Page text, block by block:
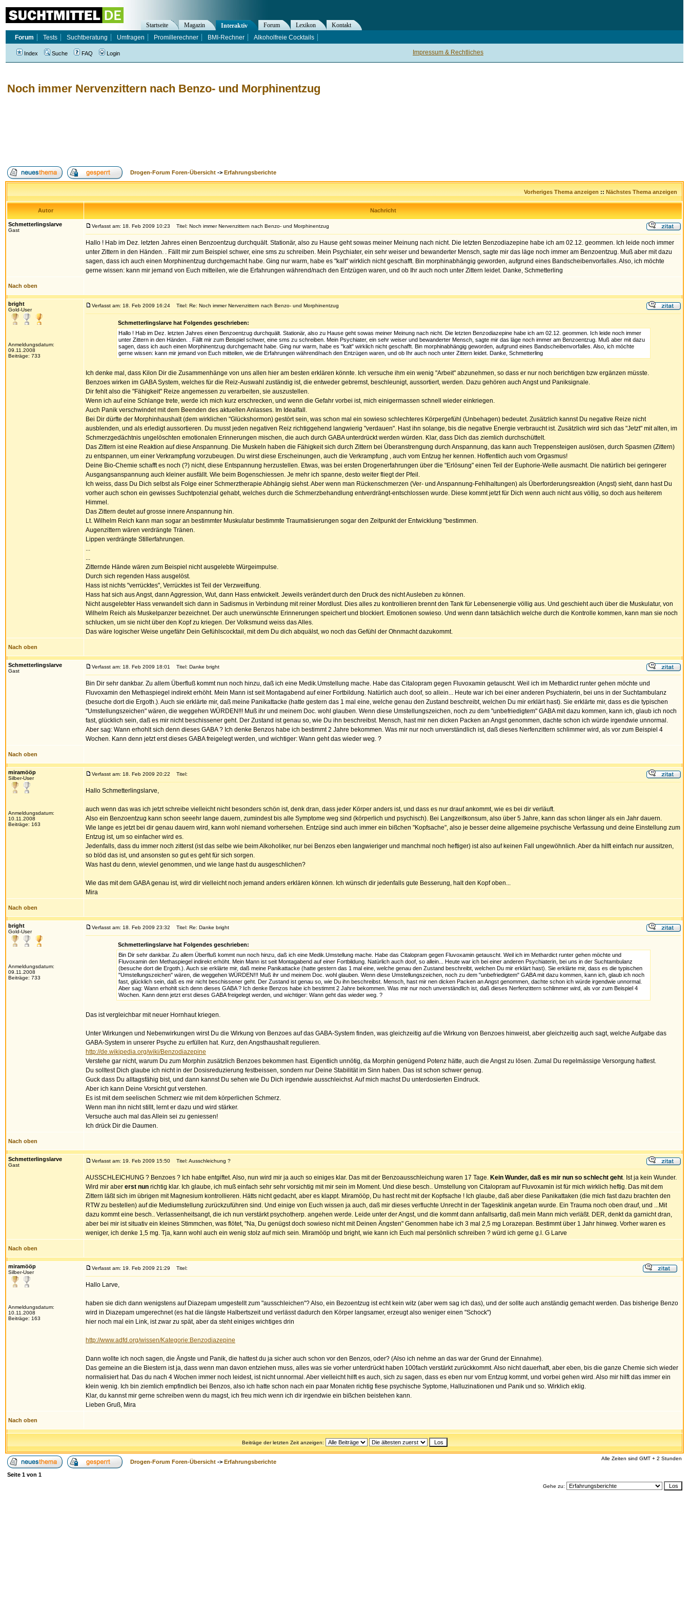
Noch immer Nervenzittern nach Benzo- und Morphinentzug
Drogen-Forum Foren-Übersicht -> Erfahrungsberichte
Vorheriges Thema anzeigen :: Nächstes Thema anzeigen
Autor Nachricht
Schmetterlingslarve
Gast
Verfasst am: 18. Feb 2009 10:23 Titel: Noch immer Nervenzittern nach Benzo- und Morphinentzug
Hallo ! Hab im Dez. letzten Jahres einen Benzoentzug durchquält. Stationär, also zu Hause geht sowas meiner Meinung nach nicht. Die letzten Benzodiazepine habe ich am 02.12. geommen. Ich leide noch immer
unter Zittern in den Händen. . Fällt mir zum Beispiel schwer, eine sms zu schreiben. Mein Psychiater, ein sehr weiser und bewanderter Mensch, sagte mir das läge noch immer am Benzoentzug. Muß aber mit dazu
sagen, dass ich auch einen Morphinentzug durchgemacht habe. Ging nur warm, habe es "kalt" wirklich nicht geschafft. Bin morphinabhängig geworden, aufgrund eines Bandscheibenvorfalles. Also, ich möchte
gerne wissen: kann mir jemand von Euch mitteilen, wie die Erfahrungen während/nach den Entzügen waren, und ob Ihr auch noch unter Zittern leidet. Danke, Schmetterling
Nach oben
bright
Gold-User
Anmeldungsdatum:
09.11.2008
Beiträge: 733
Verfasst am: 18. Feb 2009 16:24 Titel: Re: Noch immer Nervenzittern nach Benzo- und Morphinentzug
Schmetterlingslarve hat Folgendes geschrieben:
Hallo ! Hab im Dez. letzten Jahres einen Benzoentzug durchquält. Stationär, also zu Hause geht sowas meiner Meinung nach nicht. Die letzten Benzodiazepine habe ich am 02.12. geommen. Ich leide noch immer
unter Zittern in den Händen. . Fällt mir zum Beispiel schwer, eine sms zu schreiben. Mein Psychiater, ein sehr weiser und bewanderter Mensch, sagte mir das läge noch immer am Benzoentzug. Muß aber mit dazu
sagen, dass ich auch einen Morphinentzug durchgemacht habe. Ging nur warm, habe es "kalt" wirklich nicht geschafft. Bin morphinabhängig geworden, aufgrund eines Bandscheibenvorfalles. Also, ich möchte
gerne wissen: kann mir jemand von Euch mitteilen, wie die Erfahrungen während/nach den Entzügen waren, und ob Ihr auch noch unter Zittern leidet. Danke, Schmetterling
Ich denke mal, dass Kilon Dir die Zusammenhänge von uns allen hier am besten erklären könnte. Ich versuche ihm ein wenig "Arbeit" abzunehmen, so dass er nur noch berichtigen bzw ergänzen müsste.
Benzoes wirken im GABA System, welches für die Reiz-Auswahl zuständig ist, die entweder gebremst, beschleunigt, aussortiert, werden. Dazu gehören auch Angst und Paniksignale.
Dir fehlt also die "Fähigkeit" Reize angemessen zu verarbeiten, sie auszustellen.
Wenn ich auf eine Schlange trete, werde ich mich kurz erschrecken, und wenn die Gefahr vorbei ist, mich einigermassen schnell wieder einkriegen.
Auch Panik verschwindet mit dem Beenden des aktuellen Anlasses. Im Idealfall.
Bei Dir dürfte der Morphinhaushalt (dem wirklichen "Glückshormon) gestört sein, was schon mal ein sowieso schlechteres Körpergefühl (Unbehagen) bedeutet. Zusätzlich kannst Du negative Reize nicht
ausblenden, und als erledigt aussortieren. Du musst jeden negativen Reiz richtiggehend langwierig "verdauen". Hast ihn solange, bis die negative Energie verbraucht ist. Zusätzlich wird sich das "Jetzt" mit alten, im
Schmerzgedächtnis ungelöschten emotionalen Erinnerungen mischen, die auch durch GABA unterdrückt werden würden. Klar, dass Dich das ziemlich durchschüttelt.
Das Zittern ist eine Reaktion auf diese Anspannung. Die Muskeln haben die Fähigkeit sich durch Zittern bei Überanstrengung durch Anspannung, das kann auch Treppensteigen auslösen, durch Spasmen (Zittern)
zu entspannen, um einer Verkrampfung vorzubeugen. Du wirst diese Erscheinungen, auch die Verkrampfung , auch vom Entzug her kennen. Hoffentlich auch vom Orgasmus!
Deine Bio-Chemie schafft es noch (?) nicht, diese Entspannung herzustellen. Etwas, was bei ersten Drogenerfahrungen über die "Erlösung" einen Teil der Euphorie-Welle ausmacht. Die natürlich bei geringerer
Ausgangsanspannung auch kleiner ausfällt. Wie beim Bogenschiessen. Je mehr ich spanne, desto weiter fliegt der Pfeil.
Ich weiss, dass Du Dich selbst als Folge einer Schmerztherapie Abhängig siehst. Aber wenn man Rückenschmerzen (Ver- und Anspannung-Fehlhaltungen) als Überforderungsreaktion (Angst) sieht, dann hast Du
vorher auch schon ein gewisses Suchtpotenzial gehabt, welches durch die Schmerzbehandlung entverdrängt-entschlossen wurde. Diese kommt jetzt für Dich wenn auch nicht aus völlig, so doch aus heiterem
Himmel.
Das Zittern deutet auf grosse innere Anspannung hin.
Lt. Wilhelm Reich kann man sogar an bestimmter Muskulatur bestimmte Traumatisierungen sogar den Zeitpunkt der Entwicklung "bestimmen.
Augenzittern wären verdrängte Tränen.
Lippen verdrängte Stillerfahrungen.
...
...
Zitternde Hände wären zum Beispiel nicht ausgelebte Würgeimpulse.
Durch sich regenden Hass ausgelöst.
Hass ist nichts "verrücktes", Verrücktes ist Teil der Verzweiflung.
Hass hat sich aus Angst, dann Aggression, Wut, dann Hass entwickelt. Jeweils verändert durch den Druck des nicht Ausleben zu können.
Nicht ausgelebter Hass verwandelt sich dann in Sadismus in Verbindung mit reiner Mordlust. Dies alles zu kontrollieren brennt den Tank für Lebensenergie völlig aus. Und geschieht auch über die Muskulatur, von
Wilhelm Reich als Muskelpanzer bezeichnet. Der auch unerwünschte Erinnerungen speichert und blockiert. Emotionen sowieso. Und wenn dann tatsächlich welche durch die Kontrolle kommen, kann man sie noch
schlucken, um sie nicht über den Kopf zu kriegen. Der Volksmund weiss das Alles.
Das wäre logischer Weise ungefähr Dein Gefühlscocktail, mit dem Du dich abquälst, wo noch das Gefühl der Ohnmacht dazukommt.
Nach oben
Schmetterlingslarve
Gast
Verfasst am: 18. Feb 2009 18:01 Titel: Danke bright
Bin Dir sehr dankbar. Zu allem Überfluß kommt nun noch hinzu, daß ich eine Medik.Umstellung mache. Habe das Citalopram gegen Fluvoxamin getauscht. Weil ich im Methardict runter gehen möchte und
Fluvoxamin den Methaspiegel indirekt erhöht. Mein Mann ist seit Montagabend auf einer Fortbildung. Natürlich auch doof, so allein... Heute war ich bei einer anderen Psychiaterin, bei uns in der Suchtambulanz
(besuche dort die Ergoth.). Auch sie erklärte mir, daß meine Panikattacke (hatte gestern das 1 mal eine, welche genau den Zustand beschreibt, welchen Du mir erklärt hast). Sie erklärte mir, dass es die typischen
"Umstellungszeichen" wären, die weggehen WÜRDEN!!! Muß ihr und meinem Doc. wohl glauben. Wenn diese Umstellungszeichen, noch zu dem "unbefriedigtem" GABA mit dazu kommen, kann ich, glaub ich noch
fast, glücklich sein, daß es mir nicht beschissener geht. Der Zustand ist genau so, wie Du ihn beschreibst. Mensch, hast mir nen dicken Packen an Angst genommen, dachte schon ich würde irgendwie unnormal.
Aber sag: Wann erhohlt sich denn dieses GABA ? Ich denke Benzos habe ich bestimmt 2 Jahre bekommen. Was mir nur noch unverständlich ist, daß dieses Nerfenzittern schlimmer wird, als vor zum Beispiel 4
Wochen. Kann denn jetzt erst dieses GABA freigelegt werden, und wichtiger: Wann geht das wieder weg. ?
Nach oben
miramööp
Silber-User
Anmeldungsdatum:
10.11.2008
Beiträge: 163
Verfasst am: 18. Feb 2009 20:22 Titel:
Hallo Schmetterlingslarve,
auch wenn das was ich jetzt schreibe vielleicht nicht besonders schön ist, denk dran, dass jeder Körper anders ist, und dass es nur drauf ankommt, wie es bei dir verläuft.
Also ein Benzoentzug kann schon seeehr lange dauern, zumindest bis alle Symptome weg sind (körperlich und psychisch). Bei Langzeitkonsum, also über 5 Jahre, kann das schon länger als ein Jahr dauern.
Wie lange es jetzt bei dir genau dauern wird, kann wohl niemand vorhersehen. Entzüge sind auch immer ein bißchen "Kopfsache", also je besser deine allgemeine psychische Verfassung und deine Einstellung zum
Entzug ist, um so einfacher wird es.
Jedenfalls, dass du immer noch zitterst (ist das selbe wie beim Alkoholiker, nur bei Benzos eben langwieriger und manchmal noch heftiger) ist also auf keinen Fall ungewöhnlich. Aber da hilft einfach nur aussitzen,
so blöd das ist, und ansonsten so gut es geht für sich sorgen.
Was hast du denn, wieviel genommen, und wie lange hast du ausgeschlichen?
Wie das mit dem GABA genau ist, wird dir vielleicht noch jemand anders erklären können. Ich wünsch dir jedenfalls gute Besserung, halt den Kopf oben...
Mira
Nach oben
bright
Gold-User
Anmeldungsdatum:
09.11.2008
Beiträge: 733
Verfasst am: 18. Feb 2009 23:32 Titel: Re: Danke bright
Schmetterlingslarve hat Folgendes geschrieben:
Bin Dir sehr dankbar. Zu allem Überfluß kommt nun noch hinzu, daß ich eine Medik.Umstellung mache. Habe das Citalopram gegen Fluvoxamin getauscht. Weil ich im Methardict runter gehen möchte und
Fluvoxamin den Methaspiegel indirekt erhöht. Mein Mann ist seit Montagabend auf einer Fortbildung. Natürlich auch doof, so allein... Heute war ich bei einer anderen Psychiaterin, bei uns in der Suchtambulanz
(besuche dort die Ergoth.). Auch sie erklärte mir, daß meine Panikattacke (hatte gestern das 1 mal eine, welche genau den Zustand beschreibt, welchen Du mir erklärt hast). Sie erklärte mir, dass es die typischen
"Umstellungszeichen" wären, die weggehen WÜRDEN!!! Muß ihr und meinem Doc. wohl glauben. Wenn diese Umstellungszeichen, noch zu dem "unbefriedigtem" GABA mit dazu kommen, kann ich, glaub ich noch
fast, glücklich sein, daß es mir nicht beschissener geht. Der Zustand ist genau so, wie Du ihn beschreibst. Mensch, hast mir nen dicken Packen an Angst genommen, dachte schon ich würde irgendwie unnormal.
Aber sag: Wann erhohlt sich denn dieses GABA ? Ich denke Benzos habe ich bestimmt 2 Jahre bekommen. Was mir nur noch unverständlich ist, daß dieses Nerfenzittern schlimmer wird, als vor zum Beispiel 4
Wochen. Kann denn jetzt erst dieses GABA freigelegt werden, und wichtiger: Wann geht das wieder weg. ?
Das ist vergleichbar mit neuer Hornhaut kriegen.
Unter Wirkungen und Nebenwirkungen wirst Du die Wirkung von Benzoes auf das GABA-System finden, was gleichzeitig auf die Wirkung von Benzoes hinweist, aber gleichzeitig auch sagt, welche Aufgabe das
GABA-System in unserer Psyche zu erfüllen hat. Kurz, den Angsthaushalt regulieren.
http://de.wikipedia.org/wiki/Benzodiazepine
Verstehe gar nicht, warum Du zum Morphin zusätzlich Benzoes bekommen hast. Eigentlich unnötig, da Morphin genügend Potenz hätte, auch die Angst zu lösen. Zumal Du regelmässige Versorgung hattest.
Du solltest Dich glaube ich nicht in der Dosisreduzierung festbeissen, sondern nur Deine Stabilität im Sinn haben. Das ist schon schwer genug.
Guck dass Du alltagsfähig bist, und dann kannst Du sehen wie Du Dich irgendwie ausschleichst. Auf mich machst Du unterdosierten Eindruck.
Aber ich kann Deine Vorsicht gut verstehen.
Es ist mit dem seelischen Schmerz wie mit dem körperlichen Schmerz.
Wenn man ihn nicht stillt, lernt er dazu und wird stärker.
Versuche auch mal das Allein sei zu geniessen!
Ich drück Dir die Daumen.
Nach oben
Schmetterlingslarve
Gast
Verfasst am: 19. Feb 2009 15:50 Titel: Ausschleichung ?
AUSSCHLEICHUNG ? Benzoes ? Ich habe entgiftet. Also, nun wird mir ja auch so einiges klar. Das mit der Benzoausschleichung waren 17 Tage. Kein Wunder, daß es mir nun so schlecht geht. Ist ja kein Wunder.
Wird mir aber erst nun richtig klar. Ich glaube, ich muß einfach sehr sehr vorsichtig mit mir sein im Moment. Und diese besch.. Umstellung von Citalopram auf Fluvoxamin ist für mich wirklich heftig. Das mit dem
Zittern läßt sich im übrigen mit Magnesium kontrollieren. Hätts nicht gedacht, aber es klappt. Miramööp, Du hast recht mit der Kopfsache ! Ich glaube, daß aber diese Panikattaken (die mich fast dazu brachten den
RTW zu bestellen) auf die Mediumstellung zurückzuführen sind. Und einige von Euch wissen ja auch, daß mir dieses verfluchte Unrecht in der Tagesklinik angetan wurde. Ein Trauma noch oben drauf, und ...Mit
dazu kommt eine besch.. Verlassenheitsangt, die ich nun verstärkt psychotherp. angehen werde. Leide unter der Angst, und die kommt dann anfallsartig, daß mein Mann mich verläßt. DER, denkt da garnicht dran,
aber bei mir ist situativ ein kleines Stimmchen, was flötet, "Na, Du genügst doch sowieso nicht mit Deinen Ängsten" Genommen habe ich 3 mal 2,5 mg Lorazepan. Bestimmt über 1 Jahr hinweg. Vorher waren es
weniger, ich denke 1,5 mg. Tja, kann wohl auch ein wenig stolz auf mich sein. Miramööp und bright, wie kann ich Euch mal persönlich schreiben ? würd ich gerne g.l. G Larve
Nach oben
miramööp
Silber-User
Anmeldungsdatum:
10.11.2008
Beiträge: 163
Verfasst am: 19. Feb 2009 21:29 Titel:
Hallo Larve,
haben sie dich dann wenigstens auf Diazepam umgestellt zum "ausschleichen"? Also, ein Bezoentzug ist echt kein witz (aber wem sag ich das), und der sollte auch anständig gemacht werden. Das bisherige Benzo
wird in Diazepam umgerechnet (es hat die längste Halbertszeit und verlässt dadurch den Körper langsamer, erzeugt also weniger einen "Schock")
hier noch mal ein Link, ist zwar zu spät, aber da steht einiges wichtiges drin
http://www.adfd.org/wissen/Kategorie:Benzodiazepine
Dann wollte ich noch sagen, die Ängste und Panik, die hattest du ja sicher auch schon vor den Benzos, oder? (Also ich nehme an das war der Grund der Einnahme).
Das gemeine an die Biestern ist ja, dass wenn man davon entziehen muss, alles was sie vorher unterdrückt haben 100fach verstärkt zurückkommt. Also nicht dauerhaft, aber eben, bis die ganze Chemie sich wieder
normalisiert hat. Das du nach 4 Wochen immer noch leidest, ist nicht unnormal. Aber vielleicht hilft es auch, sich zu sagen, dass es eben nur vom Entzug kommt, und vorbei gehen wird. Also mir hilft das immer ein
klein wenig. Ich bin ziemlich empfindlich bei Benzos, also ich hatte schon nach ein paar Monaten richtig fiese psychische Syptome, Halluzinationen und Panik und so. Wirklich eklig.
Klar, du kannst mir gerne schreiben wenn du magst, ich freu mich wenn ich dir irgendwie ein bißchen beistehen kann.
Lieben Gruß, Mira
Nach oben
Beiträge der letzten Zeit anzeigen:
Drogen-Forum Foren-Übersicht -> Erfahrungsberichte
Alle Zeiten sind GMT + 2 Stunden
Seite 1 von 1
Gehe zu:
Impressum & Rechtliches
Startseite Magazin Interaktiv Forum Lexikon
Kontakt
Forum
Tests Suchtberatung Umfragen Promillerechner BMI-Rechner Alkoholfreie Cocktails
Index Suche FAQ Login